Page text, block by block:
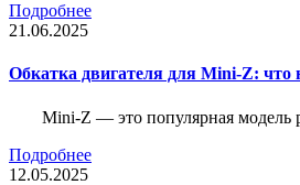
Подробнее
21.06.2025
Обкатка двигателя для Mini-Z: что
Mini-Z — это популярная модель
Подробнее
12.05.2025